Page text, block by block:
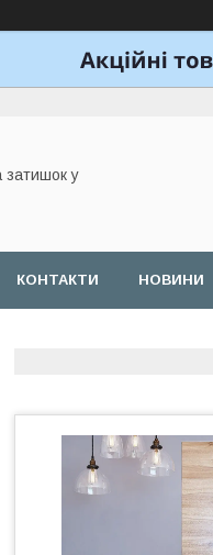
затишок у
КОНТАКТИ НОВИНИ